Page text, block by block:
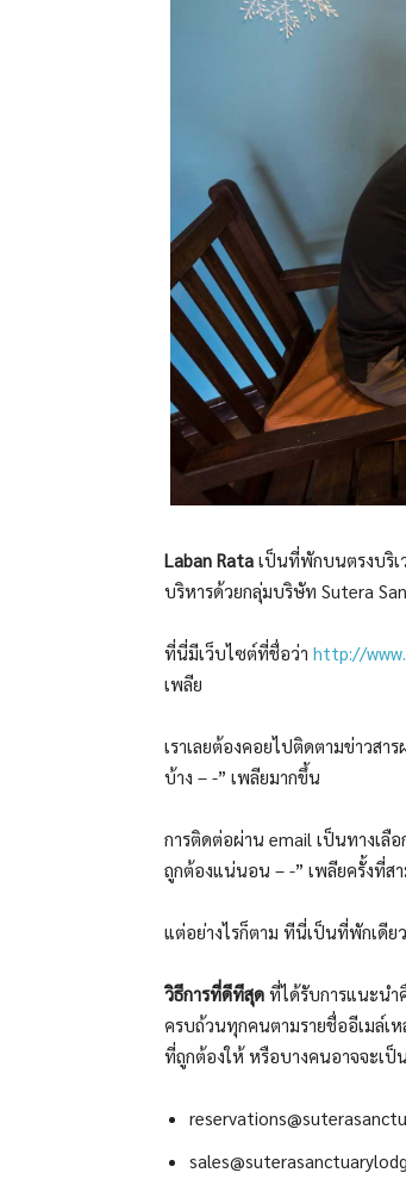
Laban Rata เป็นที่พักบนตรงบริเ
บริหารด้วยกลุ่มบริษัท Sutera
ที่นี่มีเว็บไซต์ที่ชื่อว่า http://
เพลีย
เราเลยต้องคอยไปติดตามข่าวสาร
บ้าง – -” เพลียมากขึ้น
การติดต่อผ่าน email เป็นทางเลื
ถูกต้องแน่นอน – -” เพลียครั้งที่ส
แต่อย่างไรก็ตาม ทีนี่เป็นที่พักเดีย
วิธีการที่ดีทีสุด ที่ได้รับการแนะนำ
ครบถ้วนทุกคนตามรายชื่ออีเมล์เ
ที่ถูกต้องให้ หรือบางคนอาจจะเป็